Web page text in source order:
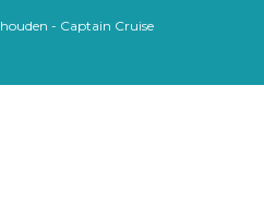
- Captain Cruise